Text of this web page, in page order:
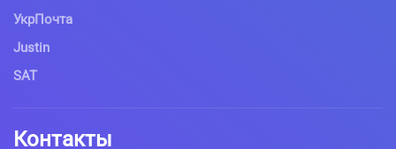
УкрПочта
Justin
SAT
Контакты